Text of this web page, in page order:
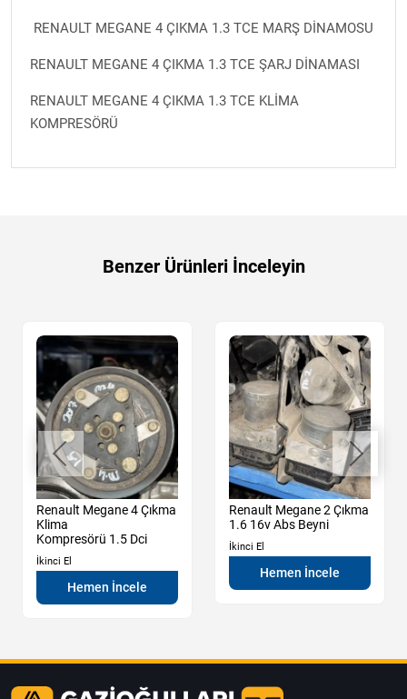
RENAULT MEGANE 4 ÇIKMA 1.3 TCE MARŞ DİNAMOSU
RENAULT MEGANE 4 ÇIKMA 1.3 TCE ŞARJ DİNAMASI
RENAULT MEGANE 4 ÇIKMA 1.3 TCE KLİMA
KOMPRESÖRÜ
Benzer Ürünleri İnceleyin
Renault Megane 4 Çıkma
Klima
Kompresörü 1.5 Dci
İkinci El
Hemen İncele
Renault Megane 2 Çıkma
1.6 16v Abs Beyni
İkinci El
Hemen İncele